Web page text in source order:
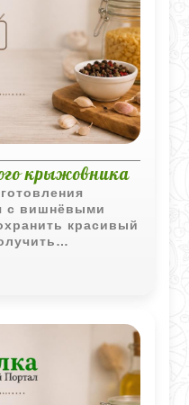
крыжовника
с вишнёвыми
красивый
сироп.